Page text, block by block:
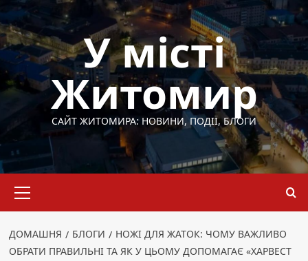
Перейти
до
вмісту
У місті
Житомир
САЙТ ЖИТОМИРА: НОВИНИ, ПОДІЇ, БЛОГИ
меню
ДОМАШНЯ БЛОГИ
НОЖІ ДЛЯ ЖАТОК: ЧОМУ ВАЖЛИВО
ОБРАТИ ПРАВИЛЬНІ ТА ЯК У ЦЬОМУ ДОПОМАГАЄ «ХАРВЕСТ